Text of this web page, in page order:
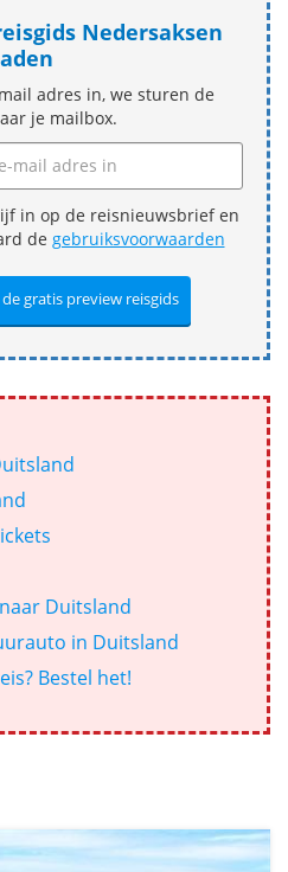
Nedersaksen
adres in, we sturen de
je mailbox.
in op de reisnieuwsbrief en
de gebruiksvoorwaarden
Duitsland
in Duitsland
Bestel het!